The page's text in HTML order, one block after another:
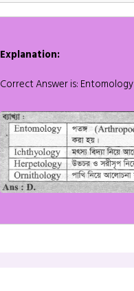
Explanation:
Correct Answer is: Entomology